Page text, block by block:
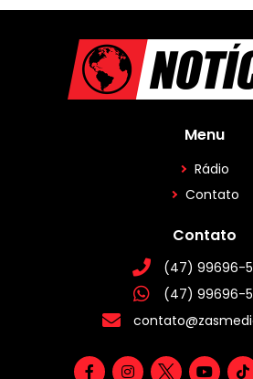
Menu
Rádio
Contato
Contato
(47) 99696-
(47) 99696-